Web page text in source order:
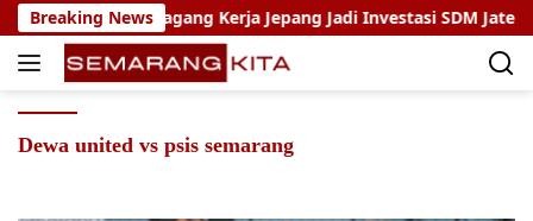
Skip
to
content
Breaking News
Program Magang Kerja Jepang Jadi Investasi SDM Jateng
Dewa united vs psis semarang